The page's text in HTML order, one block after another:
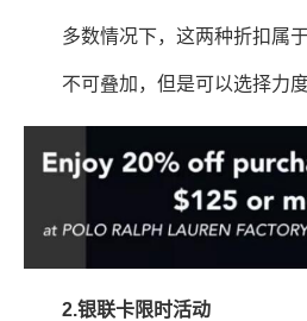
多数情况下，这两种折扣属于
不可叠加，但是可以选择力
2.银联卡限时活动